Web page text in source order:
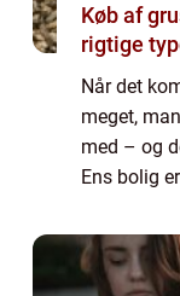
Køb af
rigtige
Når det
meget,
med – og
Ens bolig